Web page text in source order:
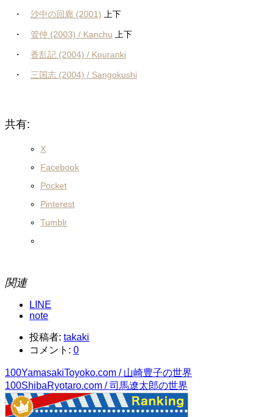
・ 沙中の回廊 (2001) 上下
・ 管仲 (2003) / Kanchu 上下
・ 香乱記 (2004) / Kouranki
・ 三国志 (2004) / Sangokushi
共有:
X
Facebook
Pocket
Pinterest
Tumblr
関連
LINE
note
投稿者: takaki
コメント: 0
100YamasakiToyoko.com / 山崎豊子の世界
100ShibaRyotaro.com / 司馬遼太郎の世界